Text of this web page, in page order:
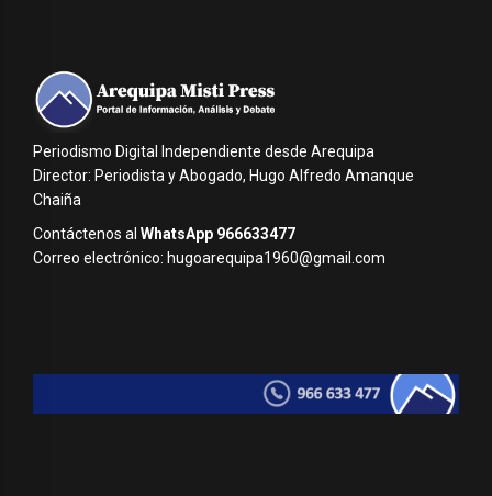
Periodismo Digital Independiente desde Arequipa
Director: Periodista y Abogado, Hugo Alfredo Amanque
Chaiña
Contáctenos al WhatsApp 966633477
Correo electrónico: hugoarequipa1960@gmail.com